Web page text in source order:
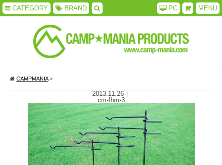
CATEGORY BRAND MENU
PC
CAMPMANIA>
2013.11.26｜
cm-fhm-3